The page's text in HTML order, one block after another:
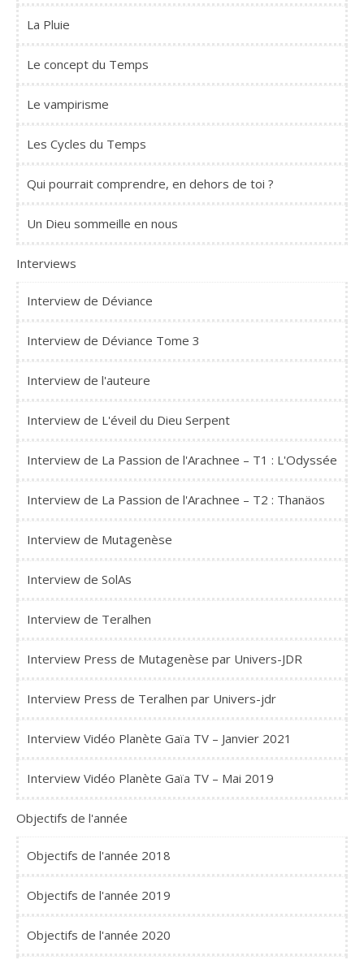
La Pluie
Le concept du Temps
Le vampirisme
Les Cycles du Temps
Qui pourrait comprendre, en dehors de toi ?
Un Dieu sommeille en nous
Interviews
Interview de Déviance
Interview de Déviance Tome 3
Interview de l'auteure
Interview de L'éveil du Dieu Serpent
Interview de La Passion de l'Arachnee – T1 : L'Odyssée
Interview de La Passion de l'Arachnee – T2 : Thanäos
Interview de Mutagenèse
Interview de SolAs
Interview de Teralhen
Interview Press de Mutagenèse par Univers-JDR
Interview Press de Teralhen par Univers-jdr
Interview Vidéo Planète Gaïa TV – Janvier 2021
Interview Vidéo Planète Gaïa TV – Mai 2019
Objectifs de l'année
Objectifs de l'année 2018
Objectifs de l'année 2019
Objectifs de l'année 2020